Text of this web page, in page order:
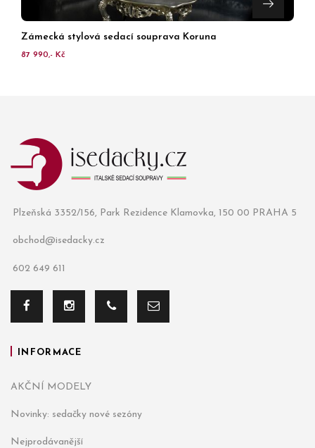
Zámecká stylová sedací souprava Koruna
87 990,- Kč
Plzeňská 3352/156, Park Rezidence Klamovka, 150 00 PRAHA 5
obchod@isedacky.cz
602 649 611
INFORMACE
AKČNÍ MODELY
Novinky: sedačky nové sezóny
Nejprodávanější